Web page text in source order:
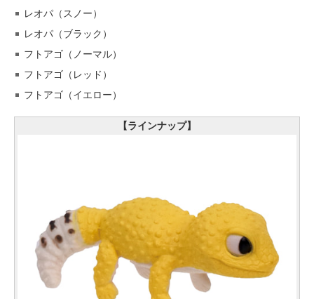
レオパ（スノー）
レオパ（ブラック）
フトアゴ（ノーマル）
フトアゴ（レッド）
フトアゴ（イエロー）
【ラインナップ】